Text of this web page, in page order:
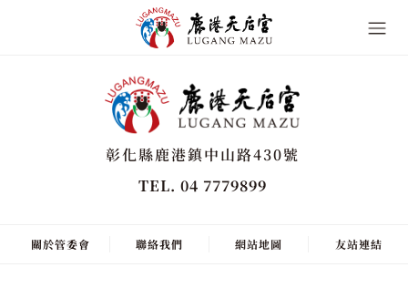
彰化縣鹿港鎮中山路430號
TEL. 04 7779899
關於管委會 聯絡我們 網站地圖 友站連結